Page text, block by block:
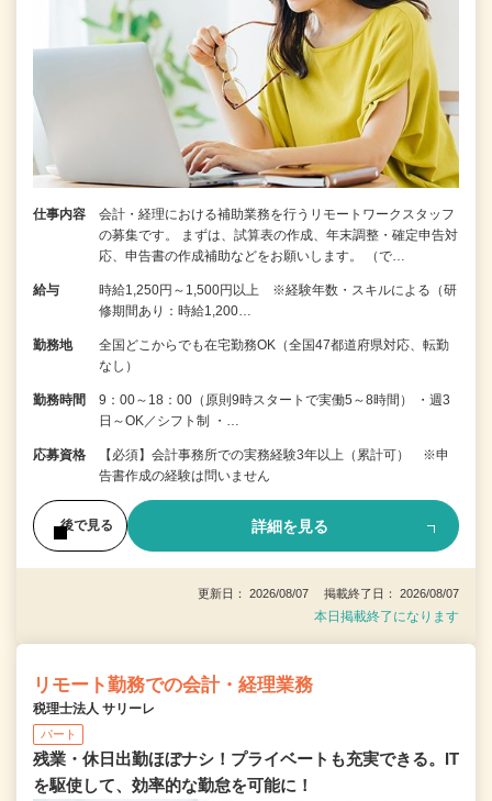
仕事内容
会計・経理における補助業務を行うリモートワークスタッフ
の募集です。 まずは、試算表の作成、年末調整・確定申告対
応、申告書の作成補助などをお願いします。 （で…
給与
時給1,250円～1,500円以上 ※経験年数・スキルによる（研
修期間あり：時給1,200…
勤務地
全国どこからでも在宅勤務OK（全国47都道府県対応、転勤
なし）
勤務時間
9：00～18：00（原則9時スタートで実働5～8時間） ・週3
日～OK／シフト制 ・…
応募資格
【必須】会計事務所での実務経験3年以上（累計可） ※申
告書作成の経験は問いません
後で見る 詳細を見る
更新日： 2026/08/07 掲載終了日： 2026/08/07
本日掲載終了になります
リモート勤務での会計・経理業務
税理士法人 サリーレ
パート
残業・休日出勤ほぼナシ！プライベートも充実できる。IT
を駆使して、効率的な勤怠を可能に！